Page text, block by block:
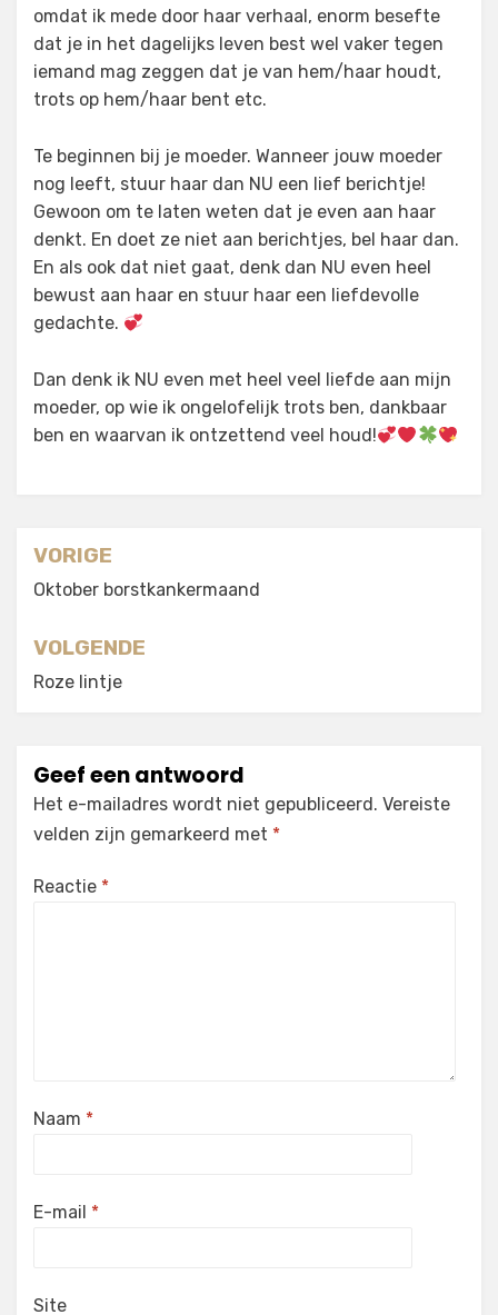
omdat ik mede door haar verhaal, enorm besefte
dat je in het dagelijks leven best wel vaker tegen
iemand mag zeggen dat je van hem/haar houdt,
trots op hem/haar bent etc.
Te beginnen bij je moeder. Wanneer jouw moeder
nog leeft, stuur haar dan NU een lief berichtje!
Gewoon om te laten weten dat je even aan haar
denkt. En doet ze niet aan berichtjes, bel haar dan.
En als ook dat niet gaat, denk dan NU even heel
bewust aan haar en stuur haar een liefdevolle
gedachte.
Dan denk ik NU even met heel veel liefde aan mijn
moeder, op wie ik ongelofelijk trots ben, dankbaar
ben en waarvan ik ontzettend veel houd!
Berichtnavigatie
VORIGE
Oktober borstkankermaand
VOLGENDE
Roze lintje
Geef een antwoord
Het e-mailadres wordt niet gepubliceerd. Vereiste
velden zijn gemarkeerd met *
Reactie *
Naam *
E-mail *
Site